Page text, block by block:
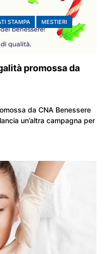
STAMPA
MESTIERI
promossa da
da CNA Benessere
un’altra campagna per